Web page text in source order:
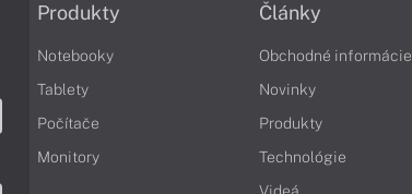
Produkty
Notebooky
Tablety
Počítače
Monitory
Články
Obchodné informácie
Novinky
Produkty
Technológie